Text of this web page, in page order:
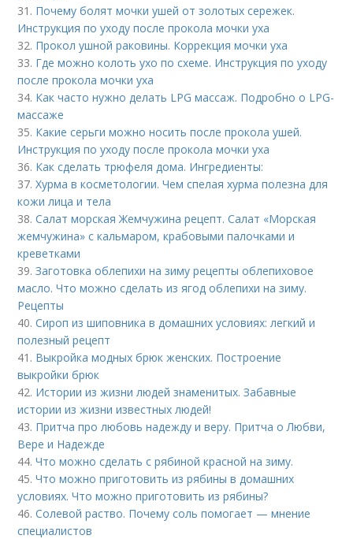
31. Почему болят мочки ушей от золотых сережек.
Инструкция по уходу после прокола мочки уха
32. Прокол ушной раковины. Коррекция мочки уха
33. Где можно колоть ухо по схеме. Инструкция по уходу
после прокола мочки уха
34. Как часто нужно делать LPG массаж. Подробно о LPG-
массаже
35. Какие серьги можно носить после прокола ушей.
Инструкция по уходу после прокола мочки уха
36. Как сделать трюфеля дома. Ингредиенты:
37.Хурма в косметологии. Чем спелая хурма полезна для
кожи лица и тела
38.Салат морская Жемчужина рецепт. Салат «Морская
жемчужина» с кальмаром, крабовыми палочками и
креветками
39.Заготовка облепихи на зиму рецепты облепиховое
масло. Что можно сделать из ягод облепихи на зиму.
Рецепты
40.Сироп из шиповника в домашних условиях: легкий и
полезный рецепт
41. Выкройка модных брюк женских. Построение
выкройки брюк
42. Истории из жизни людей знаменитых. Забавные
истории из жизни известных людей!
43. Притча про любовь надежду и веру. Притча о Любви,
Вере и Надежде
44.Что можно сделать с рябиной красной на зиму.
45.Что можно приготовить из рябины в домашних
условиях. Что можно приготовить из рябины?
46.Солевой раство. Почему соль помогает — мнение
специалистов